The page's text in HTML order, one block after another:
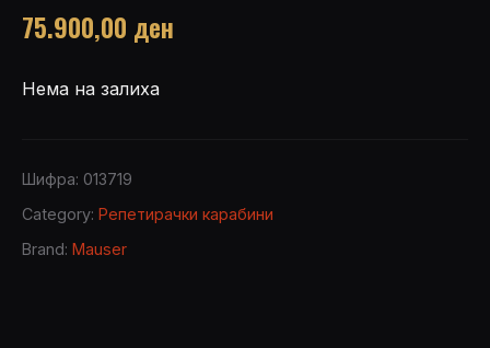
75.900,00 ден
Нема на залиха
Шифра: 013719
Category: Репетирачки карабини
Brand: Mauser